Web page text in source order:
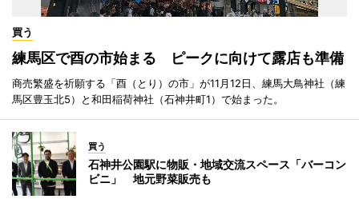
買う
練馬区で酉の市始まる ピークに向けて露店も準備
商売繁盛を祈願する「酉（とり）の市」が11月12日、練馬大鳥神社（練
馬区豊玉北5）と和田稲荷神社（石神井町1）で始まった。
買う
石神井公園駅に物販・地域交流スペース「バーコン
ビニ」 地元野菜販売も